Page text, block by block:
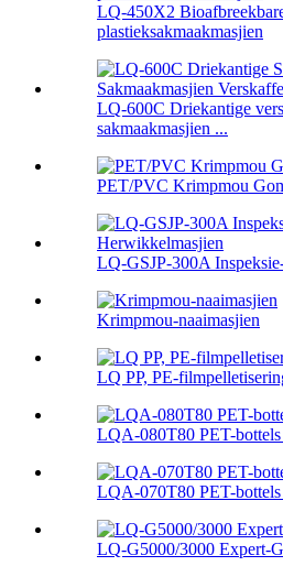
LQ-450X2
plastieksakmaakmasjien
LQ-600C Driekantige
sakmaakmasjien ...
PET/PVC Krimpmou
LQ-GSJP-300A
Krimpmou-naaimasjien
LQ PP, PE-
LQA-080T80 PET-
LQA-070T80 PET-
LQ-G5000/3000 Expert-